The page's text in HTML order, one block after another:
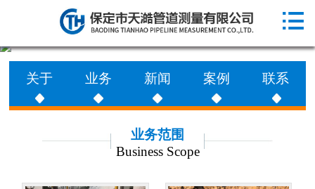
 网站首页
走进天澔
业务范围

关于 业务 新闻 案例 联系
业务范围
Business Scope